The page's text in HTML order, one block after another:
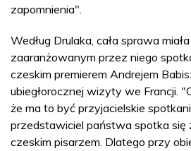
zapomnienia".
Według Drulaka, cała sprawa
zaaranżowanym przez niego
czeskim premierem Andrejem
ubiegłorocznej wizyty we Francji.
że ma to być przyjacielskie
przedstawiciel państwa spotka się
czeskim pisarzem. Dlatego przy